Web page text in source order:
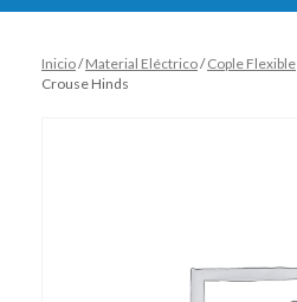
Inicio/Material Eléctrico/Cople Flexible
Crouse Hinds